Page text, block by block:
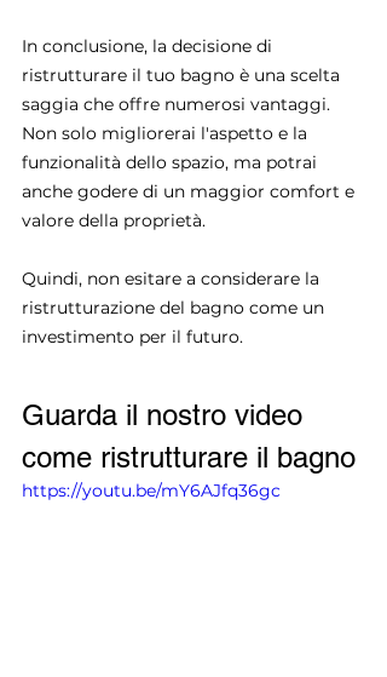
In conclusione, la decisione di
ristrutturare il tuo bagno è una scelta
saggia che offre numerosi vantaggi.
Non solo migliorerai l'aspetto e la
funzionalità dello spazio, ma potrai
anche godere di un maggior comfort e
valore della proprietà.
Quindi, non esitare a considerare la
ristrutturazione del bagno come un
investimento per il futuro.
Guarda il nostro video
come ristrutturare il bagno
https://youtu.be/mY6AJfq36gc